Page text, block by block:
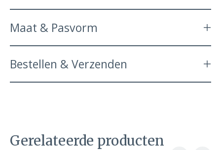
Maat & Pasvorm
Bestellen & Verzenden
Gerelateerde producten